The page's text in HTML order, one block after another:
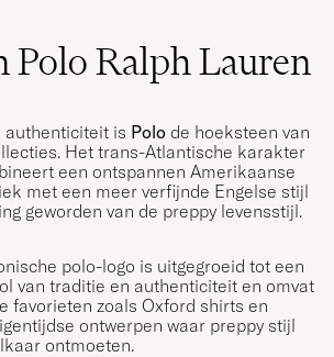
Polo Ralph Lauren
authenticiteit is Polo de hoeksteen van
Het trans-Atlantische karakter
een ontspannen Amerikaanse
met een meer verfijnde Engelse stijl
geworden van de preppy levensstijl.
polo-logo is uitgegroeid tot een
van traditie en authenticiteit en omvat
favorieten zoals Oxford shirts en
ontwerpen waar preppy stijl
ontmoeten.